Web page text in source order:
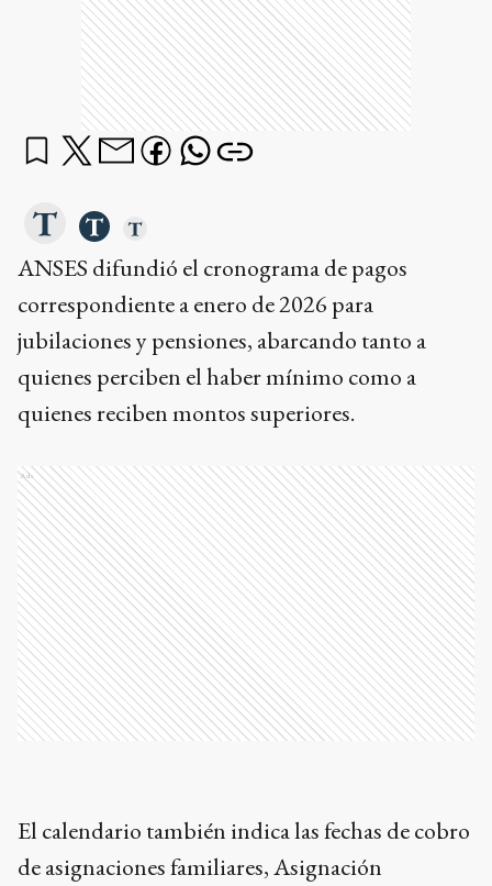
ANSES difundió el cronograma de pagos
correspondiente a enero de 2026 para
jubilaciones y pensiones, abarcando tanto a
quienes perciben el haber mínimo como a
quienes reciben montos superiores.
Ads
El calendario también indica las fechas de cobro
de asignaciones familiares, Asignación